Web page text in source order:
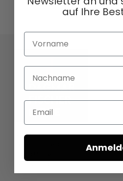
DAGMARFISCHER MODE GmbH
Deutschland
auf Ihre
Vorname
Nachname
Email